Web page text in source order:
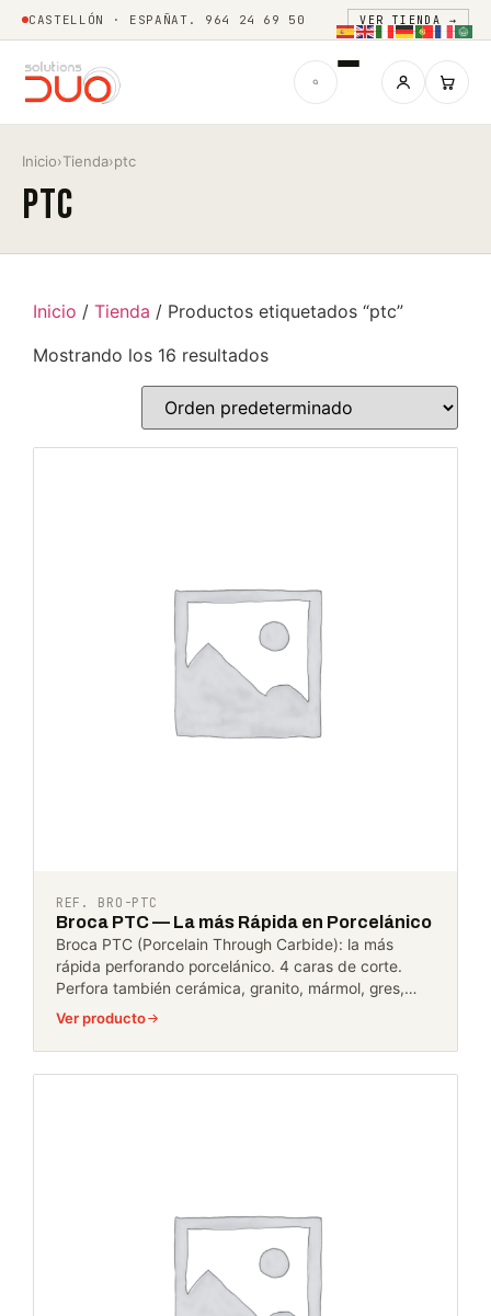
CASTELLÓN · ESPAÑAT. 964 24 69 50 VER TIENDA →
Inicio›Tienda›ptc
ptc
Inicio / Tienda / Productos etiquetados “ptc”
Mostrando los 16 resultados
REF. BRO-PTC
Broca PTC — La más Rápida en Porcelánico
Broca PTC (Porcelain Through Carbide): la más
rápida perforando porcelánico. 4 caras de corte.
Perfora también cerámica, granito, mármol, gres,…
Ver producto